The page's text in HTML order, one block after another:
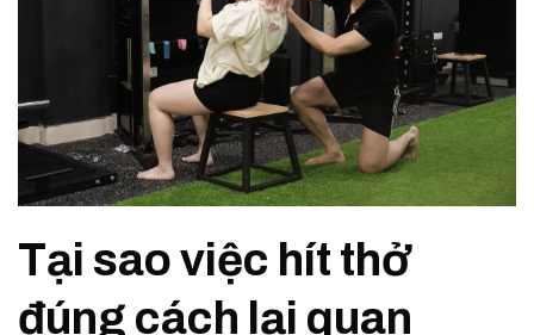
Tại sao việc hít thở
đúng cách lại quan